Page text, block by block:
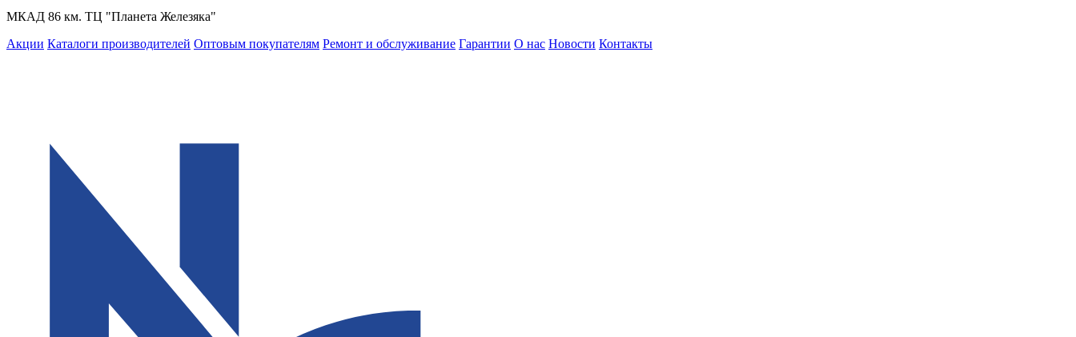
МКАД 86 км. ТЦ "Планета Железяка"
Акции Каталоги производителей Оптовым покупателям Ремонт и обслуживание Гарантии О нас Новости Контакты